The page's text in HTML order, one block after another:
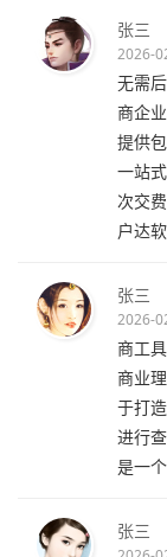
张三
2026-
无需
商企
提供
一站
次交
户达
张三
2026-
商工
商业
于打
进行
是一
张三